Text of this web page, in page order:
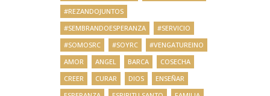
#REZANDOJUNTOS
#SEMBRANDOESPERANZA
#SERVICIO
#SOMOSRC
#SOYRC
#VENGATUREINO
AMOR
ANGEL BARCA
COSECHA
CREER
CURAR DIOS
ENSEÑAR